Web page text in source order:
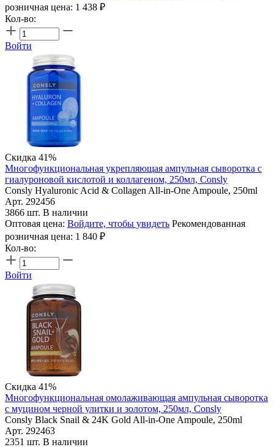
розничная цена: 1 438 ₽
Кол-во:
Войти
Скидка 41%
Многофункциональная укрепляющая ампульная сыворотка с
гиалуроновой кислотой и коллагеном, 250мл, Consly
Consly Hyaluronic Acid & Collagen All-in-One Ampoule, 250ml
Арт. 292456
3866 шт. В наличии
Оптовая цена: Войдите, чтобы увидеть Рекомендованная
розничная цена: 1 840 ₽
Кол-во:
Войти
Скидка 41%
Многофункциональная омолаживающая ампульная сыворотка
с муцином черной улитки и золотом, 250мл, Consly
Consly Black Snail & 24K Gold All-in-One Ampoule, 250ml
Арт. 292463
2351 шт. В наличии